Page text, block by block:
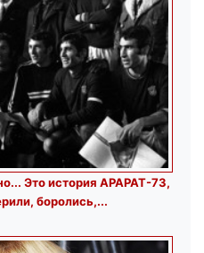
Это история АРАРАТ-73,
боролись,...